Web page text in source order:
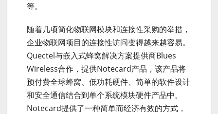
等。
随着几项简化物联网模块和连接性采购的举措，
企业物联网项目的连接性访问变得越来越容易。
Quectel与嵌入式蜂窝解决方案提供商Blues
Wireless合作，提供Notecard产品，该产品将
预付费全球蜂窝、低功耗硬件、简单的软件设计
和安全通信结合到单个系统模块硬件产品中。
Notecard提供了一种简单而经济有效的方式，